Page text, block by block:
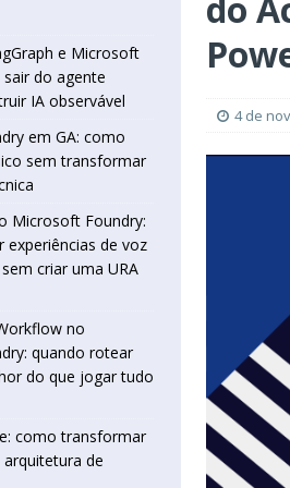
Orchestration
que jogar tudo para um LLM
[ 25 de abril de 2026 ]
Vibe Coding
do
4 de
e Microsoft
do agente
IA observável
em GA: como
sem transformar
Microsoft Foundry:
experiências de voz
criar uma URA
no
quando rotear
do que jogar tudo
como transformar
de